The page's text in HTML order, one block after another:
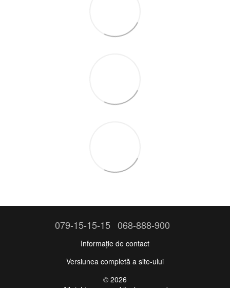
079-15-15-15 068-888-900
Informație de contact
Versiunea completă a site-ului
© 2026